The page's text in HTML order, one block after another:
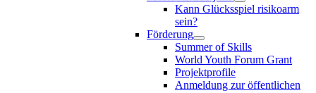
Kann Glücksspiel risikoarm
sein?
Förderung
Summer of Skills
World Youth Forum Grant
Projektprofile
Anmeldung zur öffentlichen